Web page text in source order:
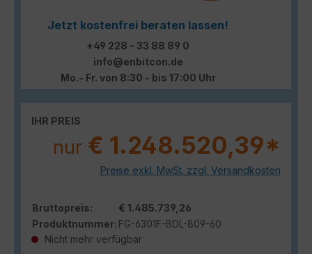
Jetzt kostenfrei beraten lassen!
+49 228 - 33 88 89 0
info@enbitcon.de
Mo.- Fr. von 8:30 - bis 17:00 Uhr
IHR PREIS
nur € 1.248.520,39*
Preise exkl. MwSt. zzgl. Versandkosten
Bruttopreis:
€ 1.485.739,26
Produktnummer: FG-6301F-BDL-809-60
Nicht mehr verfügbar